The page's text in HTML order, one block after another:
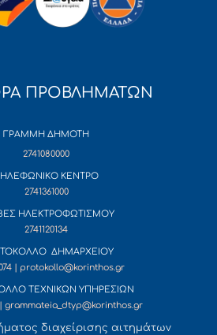
ΠΡΟΒΛΗΜΑΤΩΝ
ΓΡΑΜΜΗ ΔΗΜΟΤΗ
2741080000
ΚΕΝΤΡΟ
2741361000
ΗΛΕΚΤΡΟΦΩΤΙΣΜΟΥ
2741120134
ΔΗΜΑΡΧΕΙΟΥ
| protokollo@korinthos.gr
ΤΕΧΝΙΚΩΝ ΥΠΗΡΕΣΙΩΝ
| grammateia_dtyp@korinthos.gr
διαχείρισης αιτημάτων